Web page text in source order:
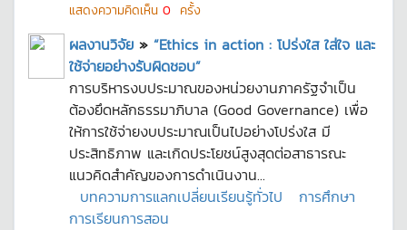
แสดงความคิดเห็น 0 ครั้ง
ผลงานวิจัย » “Ethics in action : โปร่งใส ใส่ใจ และ
ใช้จ่ายอย่างรับผิดชอบ”
การบริหารงบประมาณของหน่วยงานภาครัฐจำเป็น
ต้องยึดหลักธรรมาภิบาล (Good Governance) เพื่อ
ให้การใช้จ่ายงบประมาณเป็นไปอย่างโปร่งใส มี
ประสิทธิภาพ และเกิดประโยชน์สูงสุดต่อสาธารณะ
แนวคิดสำคัญของการดำเนินงาน...
บทความการแลกเปลี่ยนเรียนรู้ทั่วไป
การศึกษา
การเรียนการสอน